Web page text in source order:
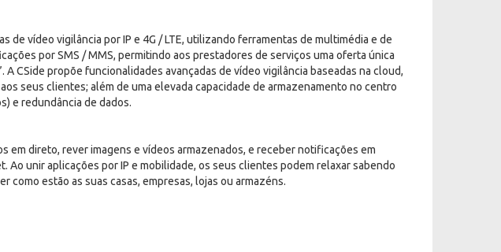
de vídeo vigilância por IP e 4G / LTE, utilizando ferramentas de multimédia e de
por SMS / MMS, permitindo aos prestadores de serviços uma oferta única
A CSide propõe funcionalidades avançadas de vídeo vigilância baseadas na cloud,
seus clientes; além de uma elevada capacidade de armazenamento no centro
e redundância de dados.
em direto, rever imagens e vídeos armazenados, e receber notificações em
Ao unir aplicações por IP e mobilidade, os seus clientes podem relaxar sabendo
como estão as suas casas, empresas, lojas ou armazéns.